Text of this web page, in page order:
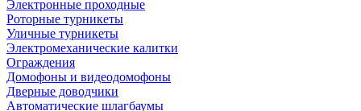
Электронные проходные
Роторные турникеты
Уличные турникеты
Электромеханические калитки
Ограждения
Домофоны и видеодомофоны
Дверные доводчики
Автоматические шлагбаумы